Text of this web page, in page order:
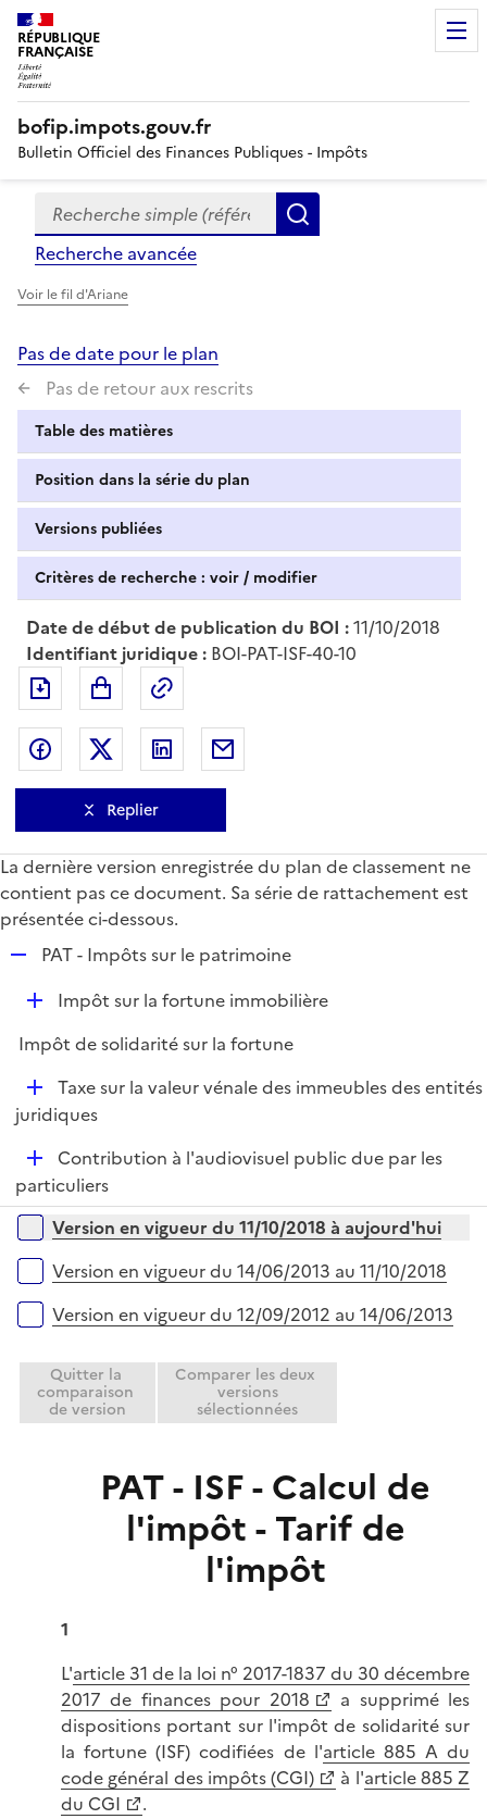
RÉPUBLIQUE
FRANÇAISE
bofip.impots.gouv.fr
Bulletin Officiel des Finances Publiques - Impôts
Formulaire
de
recherche
Recherche simple (références, mots clés, partie du
Recherche avancée
Voir le fil d'Ariane
Pas de date pour le plan
Pas de retour aux rescrits
Table des matières
Position dans la série du plan
Versions publiées
Critères de recherche : voir / modifier
Date de début de publication du BOI :11/10/2018
Identifiant juridique : BOI-PAT-ISF-40-10
Exporter le document au format pdf
Partager sur Facebook
Partager sur Twitter
Partager sur LinkedIn
Replier
La dernière version enregistrée du plan de classement ne
contient pas ce document. Sa série de rattachement est
présentée ci-dessous.
p
i
e
r
PAT - Impôts sur le patrimoine
D
p
i
e
Impôt sur la fortune immobilière
Impôt de solidarité sur la fortune
D
é
i
e
r
Taxe sur la valeur vénale des immeubles des entités
juridiques
D
é
p
e
r
Contribution à l'audiovisuel public due par les
particuliers
Versions sur la période
Version en vigueur du 11/10/2018 à aujourd'hui
Version en vigueur du 14/06/2013 au 11/10/2018
Version en vigueur du 12/09/2012 au 14/06/2013
Quitter la
comparaison
de version
Comparer les deux
versions
sélectionnées
PAT - ISF - Calcul de
l'impôt - Tarif de
l'impôt
1
L'article 31 de la loi n° 2017-1837 du 30 décembre
2017 de finances pour 2018
a supprimé les
dispositions portant sur l'impôt de solidarité sur
la fortune (ISF) codifiées de l'article 885 A du
code général des impôts (CGI)
à l'article 885 Z
du CGI
.